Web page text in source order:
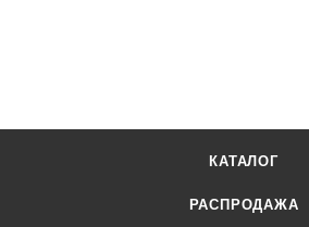
КАТАЛОГ
РАСПРОДАЖА